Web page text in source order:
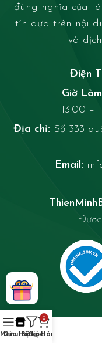
đúng nghĩa của
tín dựa trên nội
và
Điện
Giờ
13:00 –
Địa chỉ: Số 333
Email:
Menu
Cửa Hàng
Bộ Lọc
0
Giỏ Hàng